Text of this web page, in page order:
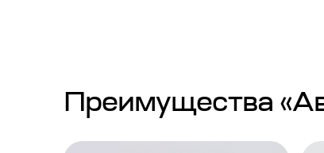
Преимущества